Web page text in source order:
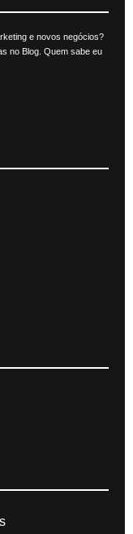
e novos negócios?
no Blog. Quem sabe eu